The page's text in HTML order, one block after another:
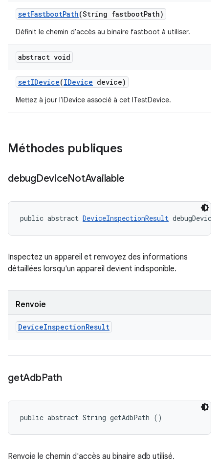
setFastbootPath(String fastbootPath)
Définit le chemin d'accès au binaire fastboot à utiliser.
abstract void
setIDevice(IDevice device)
Mettez à jour l'iDevice associé à cet ITestDevice.
Méthodes publiques
debugDeviceNotAvailable
public abstract DeviceInspectionResult
Inspectez un appareil et renvoyez des informations
détaillées lorsqu'un appareil devient indisponible.
Renvoie
DeviceInspectionResult
getAdbPath
public abstract String getAdbPath ()
Renvoie le chemin d'accès au binaire adb utilisé.